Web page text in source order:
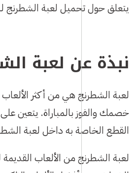
يتعلق حول تحميل لعبة الشطرنج
نبذة عن لعبة
لعبة الشطرنج هي من أكثر الألعاب
خصمك والفوز بالمباراة. يتعين
القطع الخاصة به داخل لعبة
لعبة الشطرنج من الألعاب